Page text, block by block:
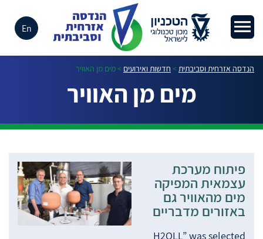
En
הנדסה אזרחית וסביבתית> חדשות ואירועים >מים מן האוויר
מים מן האוויר
פיתוח מערכת
עצמאית המפיקה
מים מהאוויר גם
באזורים מדבריים
H2OLL” was selected